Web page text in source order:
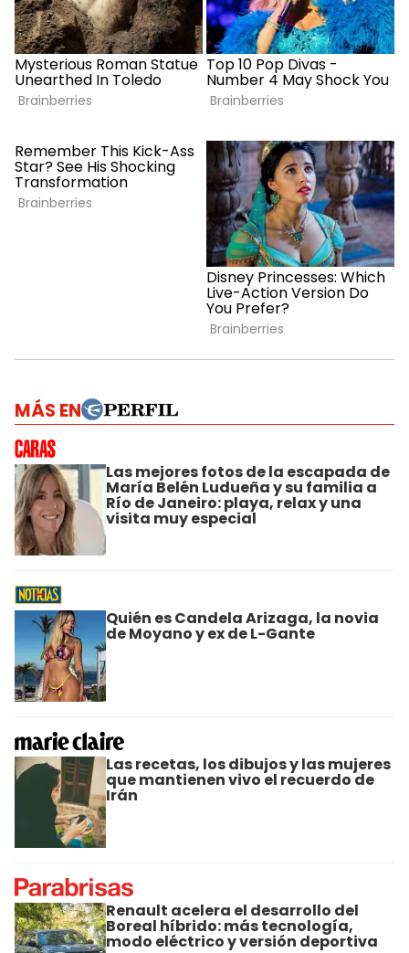
MÁS EN
Las mejores fotos de la escapada de
María Belén Ludueña y su familia a
Río de Janeiro: playa, relax y una
visita muy especial
Quién es Candela Arizaga, la novia
de Moyano y ex de L-Gante
Las recetas, los dibujos y las mujeres
que mantienen vivo el recuerdo de
Irán
Renault acelera el desarrollo del
Boreal híbrido: más tecnología,
modo eléctrico y versión deportiva